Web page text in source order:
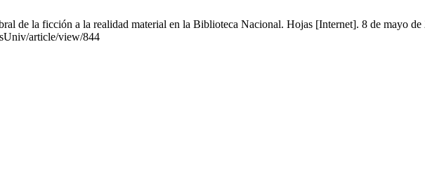
de la ficción a la realidad material en la Biblioteca Nacional. Hojas [Internet]. 8 de mayo
article/view/844